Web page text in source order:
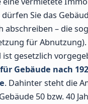
Sie das
abschreiben – die
für
ist gesetzlich
Gebäude nach
. Dahinter steht die
50 bzw. 40